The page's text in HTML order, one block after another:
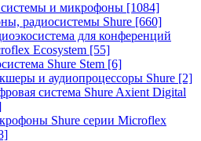
и микрофоны [1084]
радиосистемы Shure [660]
для конференций
Ecosystem [55]
Shure Stem [6]
и аудиопроцессоры Shure [2]
система Shure Axient Digital
Shure серии Microflex